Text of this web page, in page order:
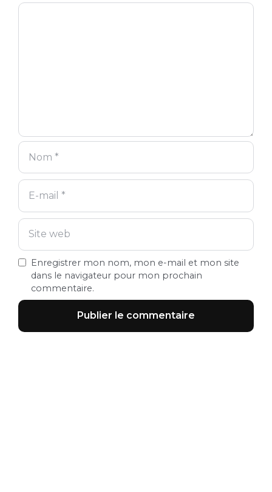
Commentaire
Nom
E-
Site
Enregistrer mon nom, mon e-mail et mon site
dans le navigateur pour mon prochain
commentaire.